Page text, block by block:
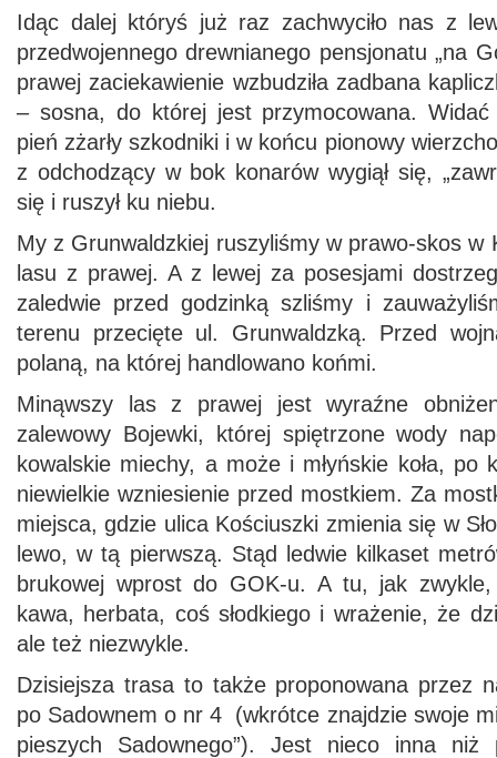
Idąc dalej któryś już raz zachwyciło nas z
przedwojennego drewnianego pensjonatu „na
prawej zaciekawienie wzbudziła zadbana
– sosna, do której jest przymocowana.
pień zżarły szkodniki i w końcu pionowy
z odchodzący w bok konarów wygiął się,
się i ruszył ku niebu.
My z Grunwaldzkiej ruszyliśmy w prawo-skos w
lasu z prawej. A z lewej za posesjami
zaledwie przed godzinką szliśmy i
terenu przecięte ul. Grunwaldzką. Przed
polaną, na której handlowano końmi.
Minąwszy las z prawej jest wyraźne
zalewowy Bojewki, której spiętrzone wody
kowalskie miechy, a może i młyńskie koła, po
niewielkie wzniesienie przed mostkiem. Za
miejsca, gdzie ulica Kościuszki zmienia się w
lewo, w tą pierwszą. Stąd ledwie kilkaset
brukowej wprost do GOK-u. A tu, jak zwykle,
kawa, herbata, coś słodkiego i wrażenie, że
ale też niezwykle.
Dzisiejsza trasa to także proponowana przez
po Sadownem o nr 4 (wkrótce znajdzie swoje
pieszych Sadownego”). Jest nieco inna niż